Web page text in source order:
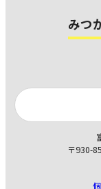
みつ
〒930-